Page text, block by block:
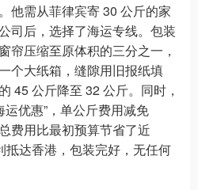
他需从菲律宾寄 30 公斤的家
司后，选择了海运专线。包装
帘压缩至原体积的三分之一，
个大纸箱，缝隙用旧报纸填
45 公斤降至 32 公斤。同时，
优惠”，单公斤费用减免
费用比最初预算节省了近
抵达香港，包装完好，无任何